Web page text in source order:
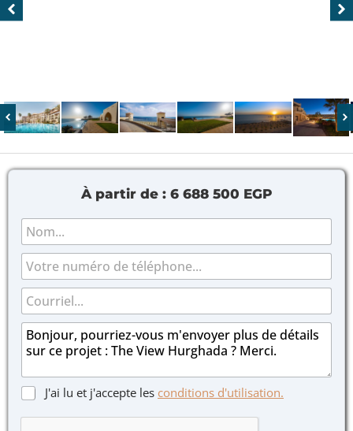
À partir de : 6 688 500 EGP
N
o
m
*
T
é
l
é
p
h
o
e
C
a
s
e
s
c
o
C
o
u
e
l
*
M
e
s
s
a
g
e
C
s
J'ai lu et j'accepte les conditions d'utilisation.